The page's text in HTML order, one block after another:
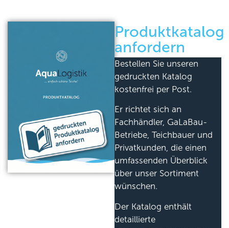
Produktkatalog
anfordern
Bestellen Sie unseren
gedruckten Katalog
kostenfrei per Post.
Er richtet sich an
Fachhändler, GaLaBau-
Betriebe, Teichbauer und
Privatkunden, die einen
umfassenden Überblick
über unser Sortiment
wünschen.
Der Katalog enthält
detaillierte